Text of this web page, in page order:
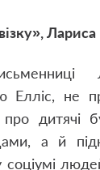
Елліс, не
дитячі
а й
у соціумі